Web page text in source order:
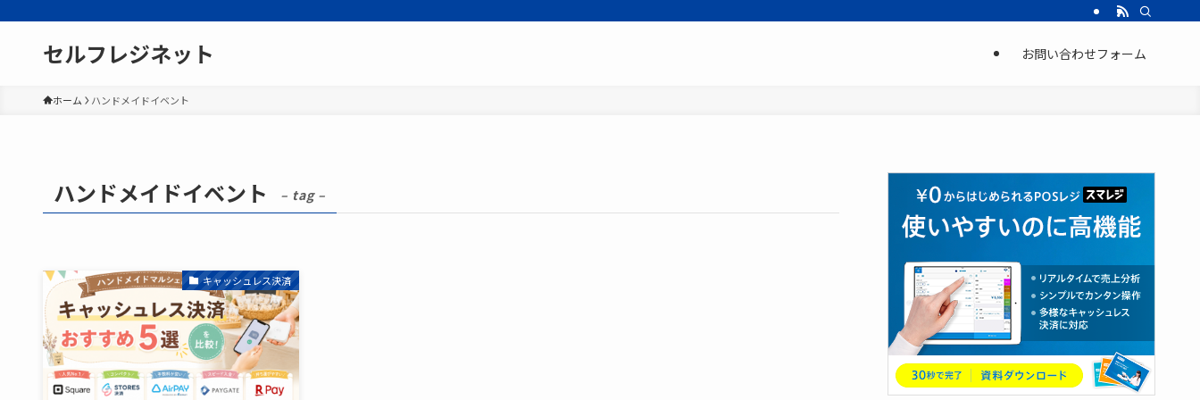
セルフレジネット お問い合わせフォーム
ホーム ハンドメイドイベント
ハンドメイドイベント – tag –
キャッシュレス決済